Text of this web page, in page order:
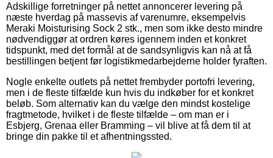
Adskillige forretninger på nettet annoncerer levering på
næste hverdag på massevis af varenumre, eksempelvis
Meraki Moisturising Sock 2 stk., men som ikke desto mindre
nødvendiggør at ordren køres igennem inden et konkret
tidspunkt, med det formål at de sandsynligvis kan nå at få
bestillingen betjent før logistikmedarbejderne holder fyraften.
Nogle enkelte outlets på nettet frembyder portofri levering,
men i de fleste tilfælde kun hvis du indkøber for et konkret
beløb. Som alternativ kan du vælge den mindst kostelige
fragtmetode, hvilket i de fleste tilfælde – om man er i
Esbjerg, Grenaa eller Bramming – vil blive at få dem til at
bringe din pakke til et afhentningssted.